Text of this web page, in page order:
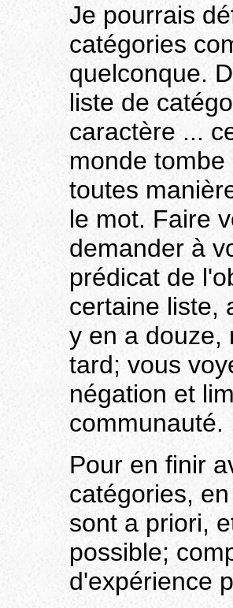
Je pourrais
catégories
quelconque.
liste de
caractère ...
monde
toutes
le mot. Faire
demander à
prédicat de
certaine liste,
y en a douze,
tard; vous
négation et
communauté.
Pour en finir
catégories,
sont a priori,
possible;
d'expérience